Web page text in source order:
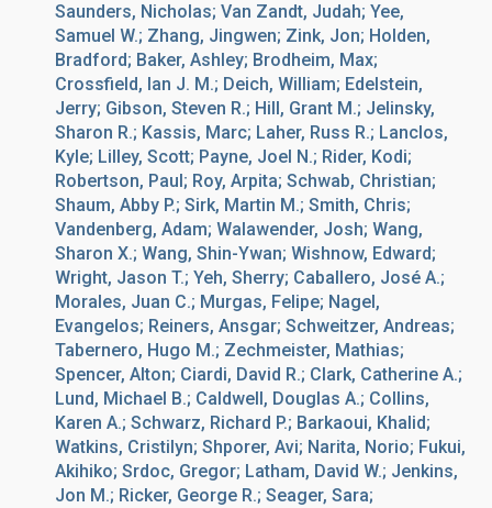
Saunders, Nicholas; Van Zandt, Judah; Yee,
Samuel W.; Zhang, Jingwen; Zink, Jon; Holden,
Bradford; Baker, Ashley; Brodheim, Max;
Crossfield, Ian J. M.; Deich, William; Edelstein,
Jerry; Gibson, Steven R.; Hill, Grant M.; Jelinsky,
Sharon R.; Kassis, Marc; Laher, Russ R.; Lanclos,
Kyle; Lilley, Scott; Payne, Joel N.; Rider, Kodi;
Robertson, Paul; Roy, Arpita; Schwab, Christian;
Shaum, Abby P.; Sirk, Martin M.; Smith, Chris;
Vandenberg, Adam; Walawender, Josh; Wang,
Sharon X.; Wang, Shin-Ywan; Wishnow, Edward;
Wright, Jason T.; Yeh, Sherry; Caballero, José A.;
Morales, Juan C.; Murgas, Felipe; Nagel,
Evangelos; Reiners, Ansgar; Schweitzer, Andreas;
Tabernero, Hugo M.; Zechmeister, Mathias;
Spencer, Alton; Ciardi, David R.; Clark, Catherine A.;
Lund, Michael B.; Caldwell, Douglas A.; Collins,
Karen A.; Schwarz, Richard P.; Barkaoui, Khalid;
Watkins, Cristilyn; Shporer, Avi; Narita, Norio; Fukui,
Akihiko; Srdoc, Gregor; Latham, David W.; Jenkins,
Jon M.; Ricker, George R.; Seager, Sara;